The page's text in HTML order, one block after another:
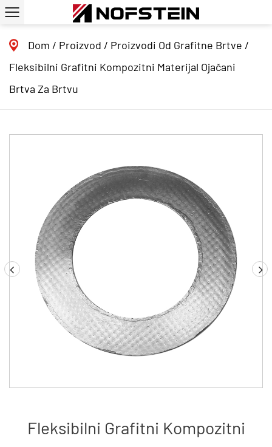
Dom / Proizvod / Proizvodi Od Grafitne Brtve /
Fleksibilni Grafitni Kompozitni Materijal Ojačani
Brtva Za Brtvu
Fleksibilni Grafitni Kompozitni